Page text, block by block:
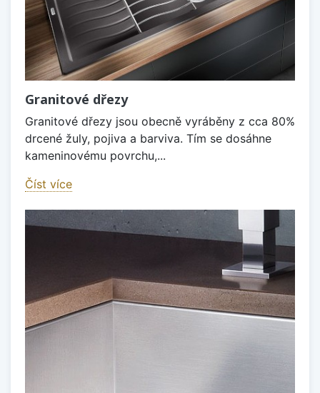
Granitové dřezy
Granitové dřezy jsou obecně vyráběny z cca 80%
drcené žuly, pojiva a barviva. Tím se dosáhne
kameninovému povrchu,...
Číst více